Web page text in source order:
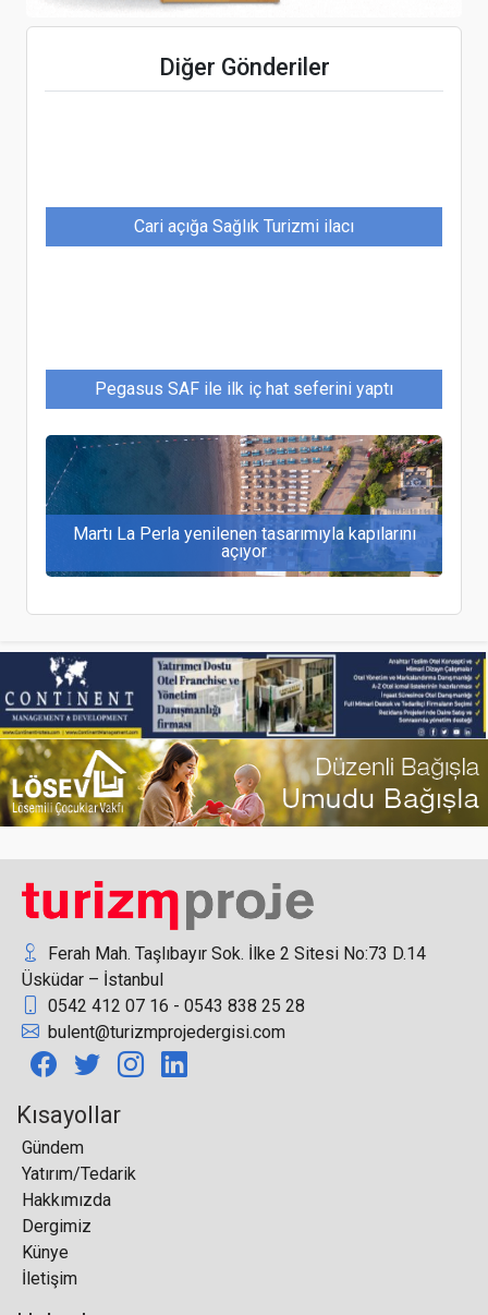
Diğer Gönderiler
yılı sonunda 4 milyon ile 4,5 milyonu bulacak
Cari açığa Sağlık Turizmi ilacı
Pegasus SAF ile ilk iç hat seferini yaptı
Martı La Perla yenilenen tasarımıyla kapılarını
açıyor
Rus turistler için mayıs tatilinde Türkiye bir
numara oldu
Trabzon'da 'turizm göçü' ile 1 milyar dolar gelir
Shangri-La’nın Türkiye’deki İkinci Oteli 2029
Yılında Bodrum’da Açılacak
Four Seasons Hotels Istanbul Genel Müdürü
Ferah Mah. Taşlıbayır Sok. İlke 2 Sitesi No:73 D.14
Üsküdar – İstanbul
0542 412 07 16 - 0543 838 25 28
bulent@turizmprojedergisi.com
Kısayollar
Gündem
Yatırım/Tedarik
Hakkımızda
Dergimiz
Künye
İletişim